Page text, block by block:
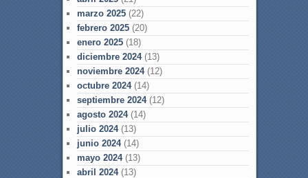
marzo 2025(22)
febrero 2025(20)
enero 2025(18)
diciembre 2024(13)
noviembre 2024(12)
octubre 2024(14)
septiembre 2024(12)
agosto 2024(14)
julio 2024(13)
junio 2024(14)
mayo 2024(13)
abril 2024(13)